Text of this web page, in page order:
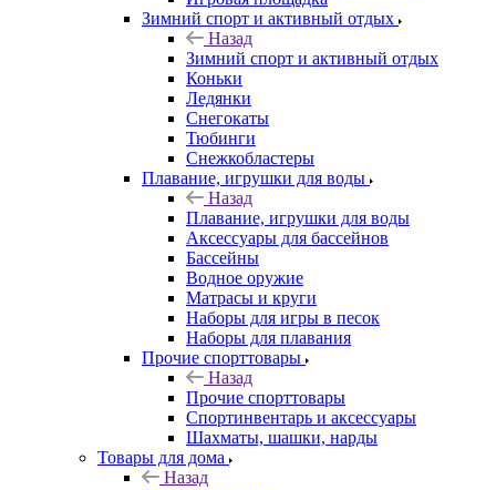
Зимний спорт и активный отдых
Назад
Зимний спорт и активный отдых
Коньки
Ледянки
Снегокаты
Тюбинги
Снежкобластеры
Плавание, игрушки для воды
Назад
Плавание, игрушки для воды
Аксессуары для бассейнов
Бассейны
Водное оружие
Матрасы и круги
Наборы для игры в песок
Наборы для плавания
Прочие спорттовары
Назад
Прочие спорттовары
Спортинвентарь и аксессуары
Шахматы, шашки, нарды
Товары для дома
Назад